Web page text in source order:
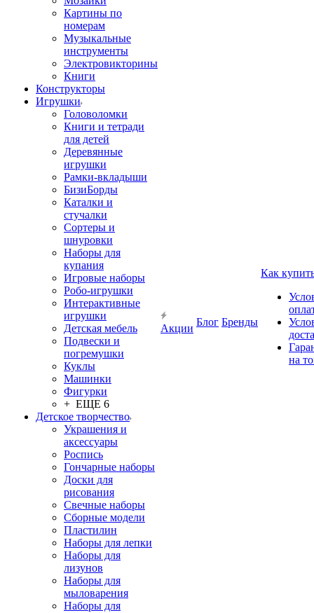
Картины по
номерам
Музыкальные
инструменты
Электровикторины
Книги
Конструкторы
Игрушки
Головоломки
Книги и тетради
для детей
Деревянные
игрушки
Рамки-вкладыши
БизиБорды
Каталки и
стучалки
Сортеры и
шнуровки
Наборы для
купания
Игровые наборы
Робо-игрушки
Интерактивные
игрушки
Детская мебель
Подвески и
погремушки
Куклы
Машинки
Фигурки
+ ЕЩЕ 6
Детское творчество
Украшения и
аксессуары
Роспись
Гончарные наборы
Доски для
рисования
Свечные наборы
Сборные модели
Пластилин
Наборы для лепки
Наборы для
лизунов
Наборы для
мыловарения
Наборы для
Акции
Блог Бренды
Как
на